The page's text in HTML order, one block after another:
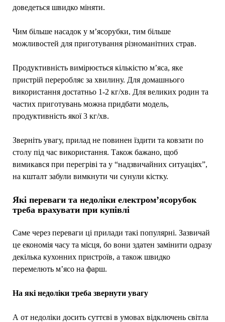
доведеться швидко міняти.
Чим більше насадок у м’ясорубки, тим більше
можливостей для приготування різноманітних страв.
Продуктивність вимірюється кількістю м’яса, яке
пристрій переробляє за хвилину. Для домашнього
використання достатньо 1-2 кг/хв. Для великих родин та
частих приготувань можна придбати модель,
продуктивність якої 3 кг/хв.
Зверніть увагу, прилад не повинен їздити та ковзати по
столу під час використання. Також бажано, щоб
вимикався при перегріві та у “надзвичайних ситуаціях”,
на кшталт забули вимкнути чи сунули кістку.
Які переваги та недоліки електром’ясорубок
треба врахувати при купівлі
Саме через переваги ці прилади такі популярні. Зазвичай
це економія часу та місця, бо вони здатен замінити одразу
декілька кухонних пристроїв, а також швидко
перемелють м’ясо на фарш.
На які недоліки треба звернути увагу
А от недоліки досить суттєві в умовах відключень світла